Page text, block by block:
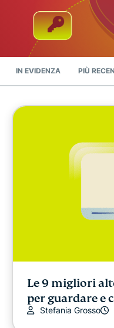
IN EVIDENZA PIÙ
Cybersicurezza
Libertà digitale
ExpressVPN for Teams
Le news di
PIÙ RECENTI
Protezione online
Le 9 migliori
per guardare e
Stefania Grosso